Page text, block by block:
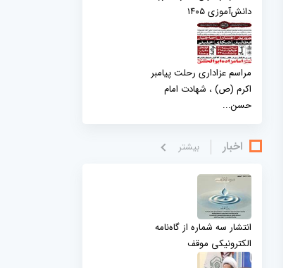
دانش‌آموزی ۱۴۰۵
مراسم عزاداری رحلت پیامبر
اکرم (ص) ، شهادت امام
حسن...
اخبار بيشتر
انتشار سه شماره از گاه‌نامه
الکترونیکی موقف